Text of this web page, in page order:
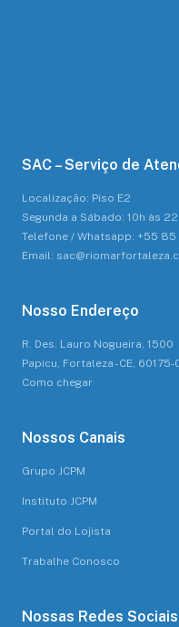
SAC – Serviço de
Localização: Piso E2
Segunda a Sábado: 10h às
Telefone / Whatsapp: +55
Email:
Nosso Endereço
R. Des. Lauro Nogueira, 1500
Papicu, Fortaleza - CE, 60175-
Como chegar
Nossos Canais
Grupo JCPM
Instituto JCPM
Portal do Lojista
Trabalhe Conosco
Nossas Redes Sociais